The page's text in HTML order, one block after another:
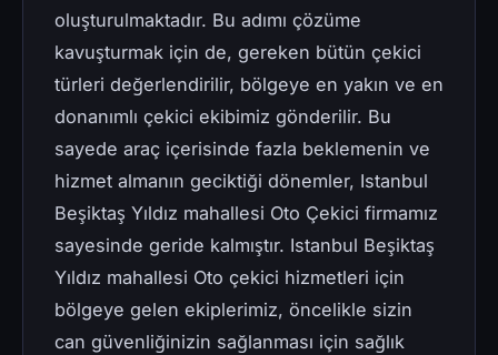
oluşturulmaktadır. Bu adımı çözüme
kavuşturmak için de, gereken bütün çekici
türleri değerlendirilir, bölgeye en yakın ve en
donanımlı çekici ekibimiz gönderilir. Bu
sayede araç içerisinde fazla beklemenin ve
hizmet almanın geciktiği dönemler, Istanbul
Beşiktaş Yıldız mahallesi Oto Çekici firmamız
sayesinde geride kalmıştır. Istanbul Beşiktaş
Yıldız mahallesi Oto çekici hizmetleri için
bölgeye gelen ekiplerimiz, öncelikle sizin
can güvenliğinizin sağlanması için sağlık